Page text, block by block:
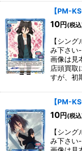
【PM-
10円 (税
【シン
み下さい
画像は見
店頭買取
すが、初
【PM-
10円 (税
【シン
み下さい